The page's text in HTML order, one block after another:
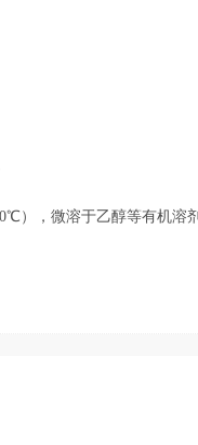
），微溶于乙醇等有机溶